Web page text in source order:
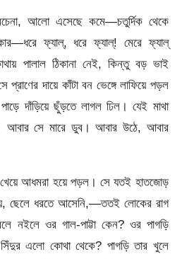
আলো এসেছে কমে—চতুর্দিক থেকে
ফ্যাল্‌, ধরে ফ্যাল্‌! মেরে ফ্যাল্‌
পালাল ঠিকানা নেই, কিন্তু বড় ভাই
দায়ে কাঁটা বন ভেঙ্গে লাফিয়ে পড়ল
দাঁড়িয়ে ছুঁড়তে লাগল ঢিল। যেই মাথা
আবার সে মারে ডুব। আবার উঠে, আবার
আধমরা হয়ে পড়ল। সে যতই হাতজোড়
ছেলে ধরতে আসেনি,—ততই লোকের রাগ
নইলে ওর গাল-পাট্টা কেন? ওর পাগড়ি
এলো কোথা থেকে? পাগড়ি তার খুলে